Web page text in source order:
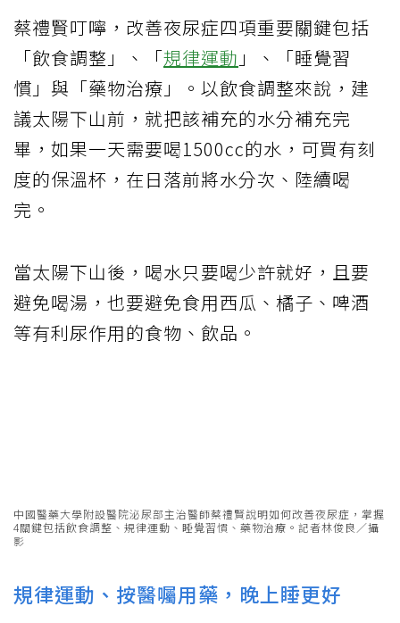
蔡禮賢叮嚀，改善夜尿症四項重要關鍵包括
「飲食調整」、「規律運動 」、「睡覺習
慣」與「藥物治療」。以飲食調整來說，建
議太陽下山前，就把該補充的水分補充完
畢，如果一天需要喝1500cc的水，可買有刻
度的保溫杯，在日落前將水分次、陸續喝
完。
當太陽下山後，喝水只要喝少許就好，且要
避免喝湯，也要避免食用西瓜、橘子、啤酒
等有利尿作用的食物、飲品。
中國醫藥大學附設醫院泌尿部主治醫師蔡禮賢說明如何改善夜尿症，掌握
4關鍵包括飲食調整、規律運動、睡覺習慣、藥物治療。記者林俊良／攝
影
規律運動、按醫囑用藥，晚上睡更好